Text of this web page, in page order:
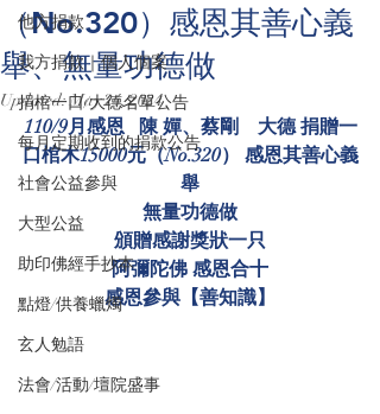
他方捐款
我方捐款｜個人個案
捐棺一口/大德名單公告
每月定期收到的捐款公告
社會公益參與
大型公益
助印佛經手抄本
點燈/供養蠟燭
玄人勉語
法會/活動/壇院盛事
（No.320）感恩其善心義
舉、無量功德做
Updated:May 24, 2024
110/9月感恩   陳 嬋、蔡剛    大德 捐贈一
口棺木15000元（No.320） 感恩其善心義
舉
無量功德做
頒贈感謝獎狀一只
阿彌陀佛 感恩合十
感恩參與【善知識】